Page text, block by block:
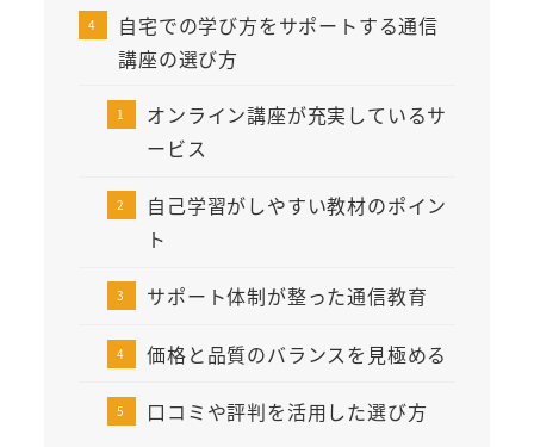
自宅での学び方をサポートする通信
講座の選び方
オンライン講座が充実しているサ
ービス
自己学習がしやすい教材のポイン
ト
サポート体制が整った通信教育
価格と品質のバランスを見極める
口コミや評判を活用した選び方